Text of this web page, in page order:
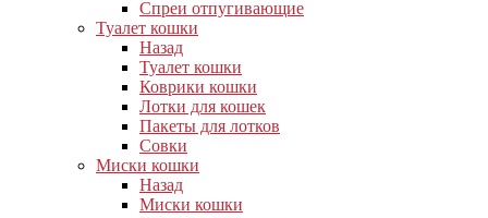
Спреи отпугивающие
Туалет кошки
Назад
Туалет кошки
Коврики кошки
Лотки для кошек
Пакеты для лотков
Совки
Миски кошки
Назад
Миски кошки